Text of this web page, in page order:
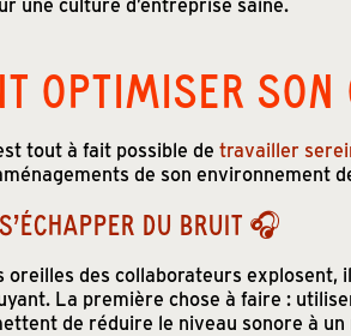
OPTIMISER SON
tout à fait possible de travailler
de son environnement
DU BRUIT 🎧
oreilles des collaborateurs explosent,
La première chose à faire :
de réduire le niveau sonore à